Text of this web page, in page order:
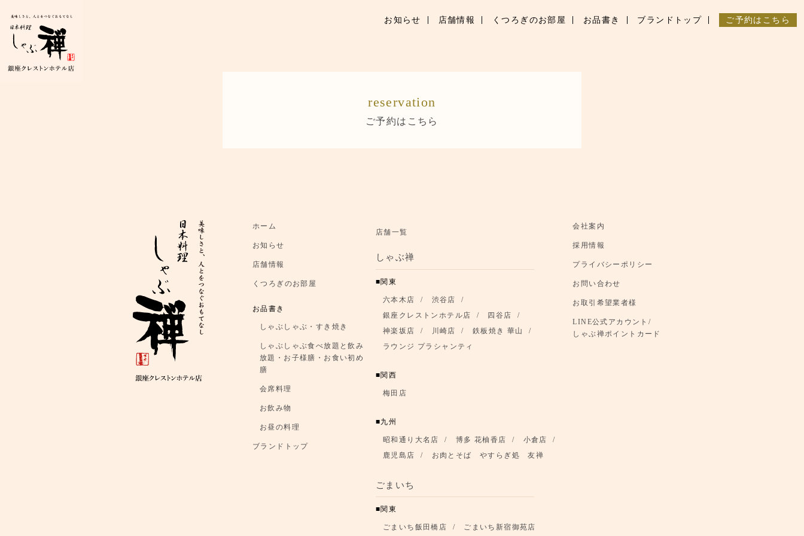
くつろぎのお部屋
お知らせ 店舗情報 くつろぎのお部屋 お品書き ブランドトップ ご予約はこちら
reservation
ご予約はこちら
ホーム
お知らせ
店舗情報
くつろぎのお部屋
お品書き
しゃぶしゃぶ・すき焼き
しゃぶしゃぶ食べ放題と飲み
放題・お子様膳・お食い初め
膳
会席料理
お飲み物
お昼の料理
ブランドトップ
店舗一覧
しゃぶ禅
関東
六本木店
渋谷店
銀座クレストンホテル店
四谷店
神楽坂店
川崎店
鉄板焼き 華山
ラウンジ プラシャンティ
関西
梅田店
九州
昭和通り大名店 博多 花柚香店
小倉店
鹿児島店
お肉とそば やすらぎ処 友禅
ごまいち
関東
ごまいち飯田橋店 ごまいち新宿御苑店
会社案内
採用情報
プライバシーポリシー
お問い合わせ
お取引希望業者様
LINE公式アカウント/
しゃぶ禅ポイントカード